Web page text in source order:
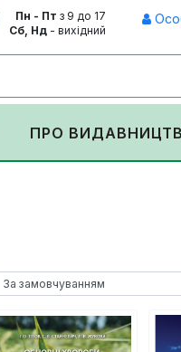
Пн - Пт з 9 до 17
Сб, Нд - вихідний
ПРО